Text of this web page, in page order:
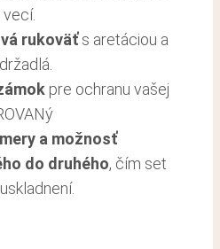
rukoväťs aretáciou a
pre ochranu vašej
a možnosť
do druhého, čím set